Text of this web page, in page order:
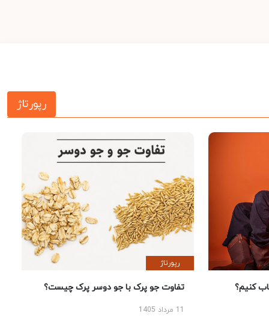
رپورتاژ
کنیم؟
رپورتاژ
تفاوت جو پرک با جو دوسر پرک چیست؟